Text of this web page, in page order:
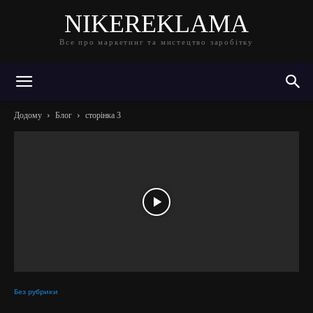
NIKEREKLAMA
Все про маркетинг та мистецтво заробітку
Додому Блог сторінка 3
Без рубрики